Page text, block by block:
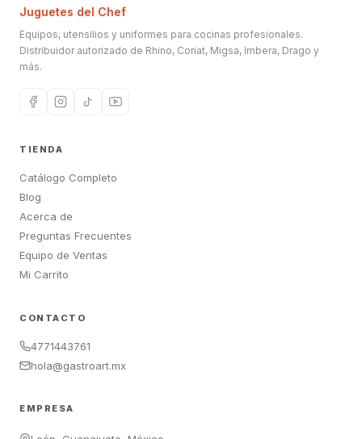
Juguetes del Chef
Equipos, utensilios y uniformes para cocinas profesionales.
Distribuidor autorizado de Rhino, Coriat, Migsa, Imbera, Drago y
más.
TIENDA
Catálogo Completo
Blog
Acerca de
Preguntas Frecuentes
Equipo de Ventas
Mi Carrito
CONTACTO
4771443761
hola@gastroart.mx
EMPRESA